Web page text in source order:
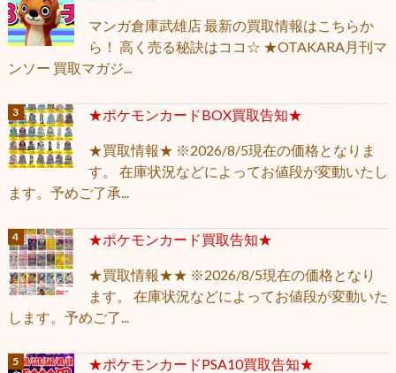
マンガ倉庫武雄店 最新の買取情報はこちらか
ら！ 高く売る秘訣はココ☆ ★OTAKARA月刊マ
ンソー 買取マガジ...
★ポケモンカードBOX買取告知★
★買取情報★ ※2026/8/5現在の価格となりま
す。 在庫状況などによってお値段が変動いたし
ます。予めご了承...
★ポケモンカード買取告知★
★買取情報★★ ※2026/8/5現在の価格となり
ます。 在庫状況などによってお値段が変動いた
します。予めご了...
★ポケモンカードPSA10買取告知★